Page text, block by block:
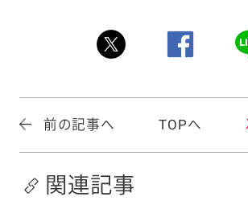
前の記事へ TOPへ
関連記事